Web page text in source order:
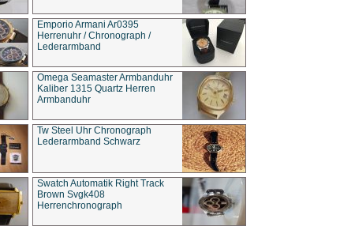
Emporio Armani Ar0395
Herrenuhr / Chronograph /
Lederarmband
Omega Seamaster Armbanduhr
Kaliber 1315 Quartz Herren
Armbanduhr
Tw Steel Uhr Chronograph
Lederarmband Schwarz
Swatch Automatik Right Track
Brown Svgk408
Herrenchronograph